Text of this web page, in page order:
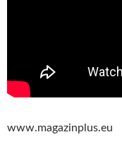
www.magazinplus.eu